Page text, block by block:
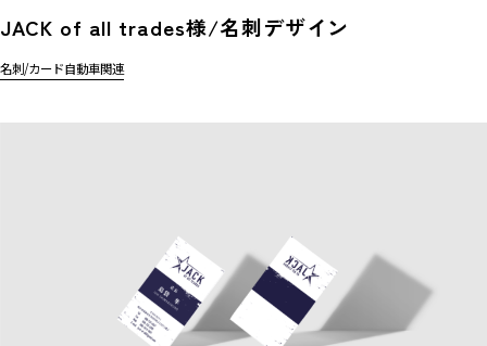
JACK of all trades様/名刺デザイン
名刺/カード自動車関連